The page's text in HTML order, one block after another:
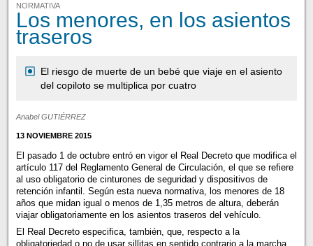
NORMATIVA
Los menores, en los asientos
traseros
El riesgo de muerte de un bebé que viaje en el asiento
del copiloto se multiplica por cuatro
Anabel GUTIÉRREZ
13 NOVIEMBRE 2015
El pasado 1 de octubre entró en vigor el Real Decreto que modifica el
artículo 117 del Reglamento General de Circulación, el que se refiere
al uso obligatorio de cinturones de seguridad y dispositivos de
retención infantil. Según esta nueva normativa, los menores de 18
años que midan igual o menos de 1,35 metros de altura, deberán
viajar obligatoriamente en los asientos traseros del vehículo.
El Real Decreto especifica, también, que, respecto a la
obligatoriedad o no de usar sillitas en sentido contrario a la marcha,